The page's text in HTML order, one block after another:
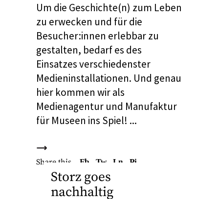
Um die Geschichte(n) zum Leben
zu erwecken und für die
Besucher:innen erlebbar zu
gestalten, bedarf es des
Einsatzes verschiedenster
Medieninstallationen. Und genau
hier kommen wir als
Medienagentur und Manufaktur
für Museen ins Spiel!
Share this Fb. Tw. Ln. Pi.
Storz goes
nachhaltig